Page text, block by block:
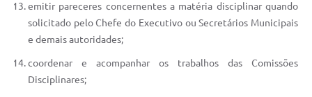
emitir pareceres concernentes a matéria disciplinar quando
solicitado pelo Chefe do Executivo ou Secretários Municipais
e demais autoridades;
coordenar e acompanhar os trabalhos das Comissões
Disciplinares;